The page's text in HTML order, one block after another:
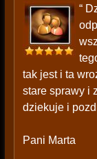
“
tak jest i ta
stare sprawy i
dziekuje i
Pani Marta